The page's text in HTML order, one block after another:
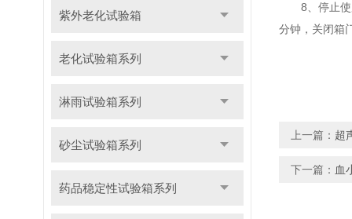
紫外老化试验箱
老化试验箱系列
淋雨试验箱系列
砂尘试验箱系列
药品稳定性试验箱系列
8、停止使用
分钟，关闭箱
上一篇： 超
下一篇： 血